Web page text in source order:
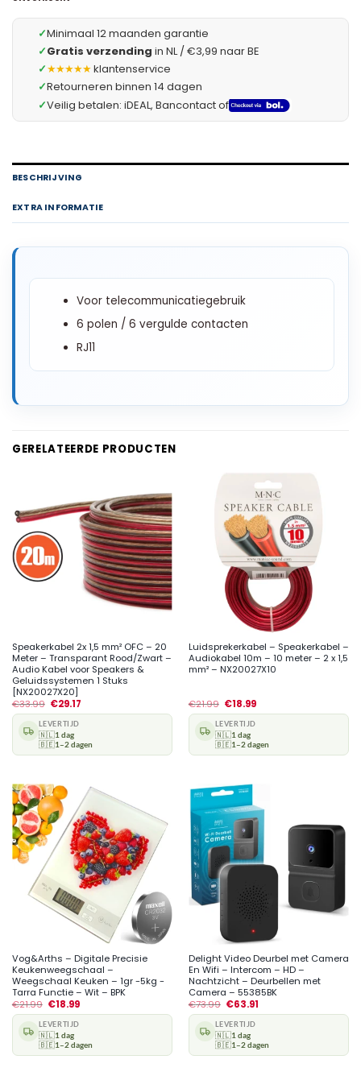
✓Minimaal 12 maanden garantie
✓Gratis verzending in NL / €3,99 naar BE
✓★★★★★klantenservice
✓Retourneren binnen 14 dagen
✓Veilig betalen: iDEAL, Bancontact of
BESCHRIJVING
EXTRA INFORMATIE
Voor telecommunicatiegebruik
6 polen / 6 vergulde contacten
RJ11
GERELATEERDE PRODUCTEN
Speakerkabel 2x 1,5 mm² OFC – 20
Meter – Transparant Rood/Zwart –
Audio Kabel voor Speakers &
Geluidssystemen 1 Stuks
[NX20027X20]
€33.99 €29.17
LEVERTIJD
🇳🇱1 dag
🇧🇪1–2 dagen
Luidsprekerkabel – Speakerkabel –
Audiokabel 10m – 10 meter – 2 x 1,5
mm² – NX20027X10
€21.99 €18.99
LEVERTIJD
🇳🇱1 dag
🇧🇪1–2 dagen
Vog&Arths – Digitale Precisie
Keukenweegschaal –
Weegschaal Keuken – 1gr -5kg -
Tarra Functie – Wit – BPK
€21.99 €18.99
LEVERTIJD
🇳🇱1 dag
🇧🇪1–2 dagen
Delight Video Deurbel met Camera
En Wifi – Intercom – HD –
Nachtzicht – Deurbellen met
Camera – 55385BK
€73.99 €63.91
LEVERTIJD
🇳🇱1 dag
🇧🇪1–2 dagen